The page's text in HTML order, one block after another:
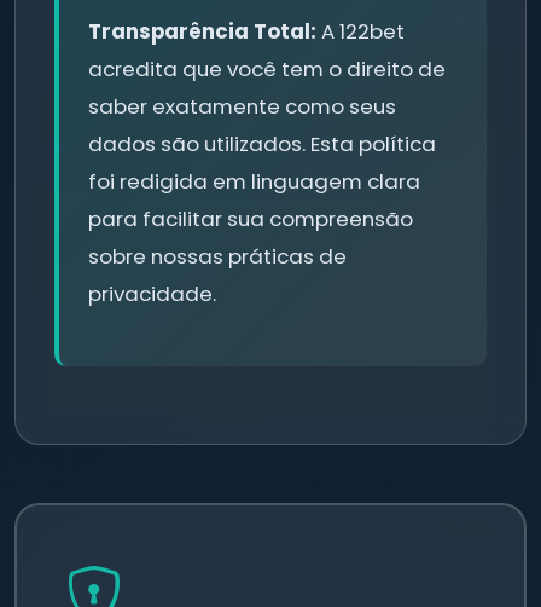
Transparência Total: A 122bet
acredita que você tem o direito de
saber exatamente como seus
dados são utilizados. Esta política
foi redigida em linguagem clara
para facilitar sua compreensão
sobre nossas práticas de
privacidade.